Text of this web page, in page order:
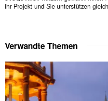
ihr Projekt und Sie unterstützen
Verwandte Themen